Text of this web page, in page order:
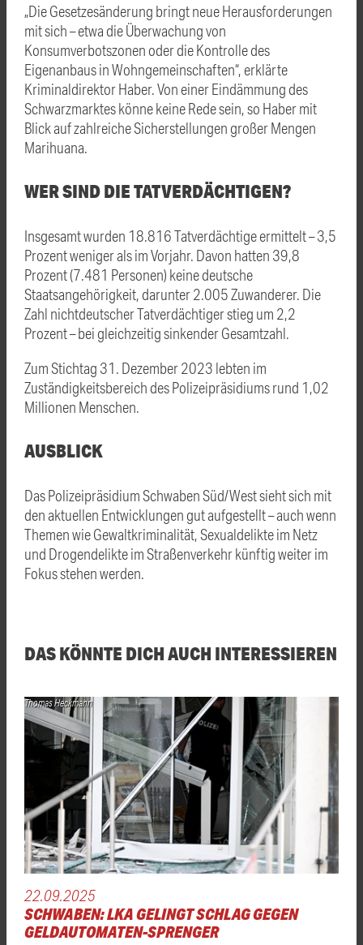
„Die Gesetzesänderung bringt neue Herausforderungen
mit sich – etwa die Überwachung von
Konsumverbotszonen oder die Kontrolle des
Eigenanbaus in Wohngemeinschaften“, erklärte
Kriminaldirektor Haber. Von einer Eindämmung des
Schwarzmarktes könne keine Rede sein, so Haber mit
Blick auf zahlreiche Sicherstellungen großer Mengen
Marihuana.
WER SIND DIE TATVERDÄCHTIGEN?
Insgesamt wurden 18.816 Tatverdächtige ermittelt – 3,5
Prozent weniger als im Vorjahr. Davon hatten 39,8
Prozent (7.481 Personen) keine deutsche
Staatsangehörigkeit, darunter 2.005 Zuwanderer. Die
Zahl nichtdeutscher Tatverdächtiger stieg um 2,2
Prozent – bei gleichzeitig sinkender Gesamtzahl.
Zum Stichtag 31. Dezember 2023 lebten im
Zuständigkeitsbereich des Polizeipräsidiums rund 1,02
Millionen Menschen.
AUSBLICK
Das Polizeipräsidium Schwaben Süd/West sieht sich mit
den aktuellen Entwicklungen gut aufgestellt – auch wenn
Themen wie Gewaltkriminalität, Sexualdelikte im Netz
und Drogendelikte im Straßenverkehr künftig weiter im
Fokus stehen werden.
DAS KÖNNTE DICH AUCH INTERESSIEREN
Thomas Heckmann
22.09.2025
SCHWABEN: LKA GELINGT SCHLAG GEGEN
GELDAUTOMATEN-SPRENGER